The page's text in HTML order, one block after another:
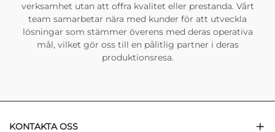
verksamhet utan att offra kvalitet eller prestanda. Vårt
team samarbetar nära med kunder för att utveckla
lösningar som stämmer överens med deras operativa
mål, vilket gör oss till en pålitlig partner i deras
produktionsresa.
KONTAKTA OSS